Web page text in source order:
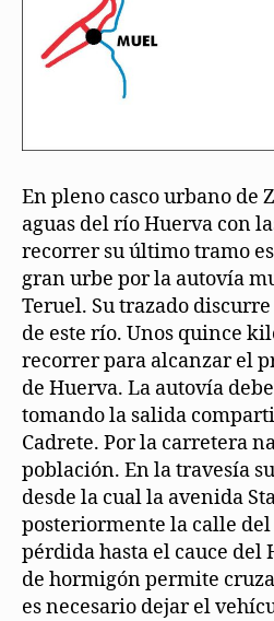
En pleno casco urbano de
aguas del río Huerva con
recorrer su último tramo
gran urbe por la autovía
Teruel. Su trazado
de este río. Unos quince
recorrer para alcanzar el
de Huerva. La autovía
tomando la salida
Cadrete. Por la carretera
población. En la travesía
desde la cual la avenida
posteriormente la calle
pérdida hasta el cauce del
de hormigón permite
es necesario dejar el